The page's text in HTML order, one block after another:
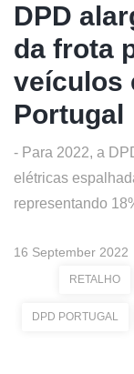
DPD
da frota
veículos
Portugal
- Para 2022, a
elétricas
representando
16 September 2022
RETALHO
DPD PORTUGAL